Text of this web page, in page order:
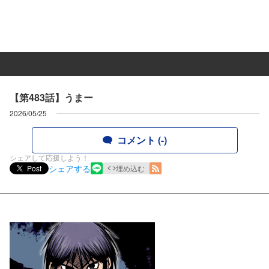
【第483話】うまー
2026/05/25
コメント (-)
シェアして応援しよう！
Post
シェアする 埋め込む